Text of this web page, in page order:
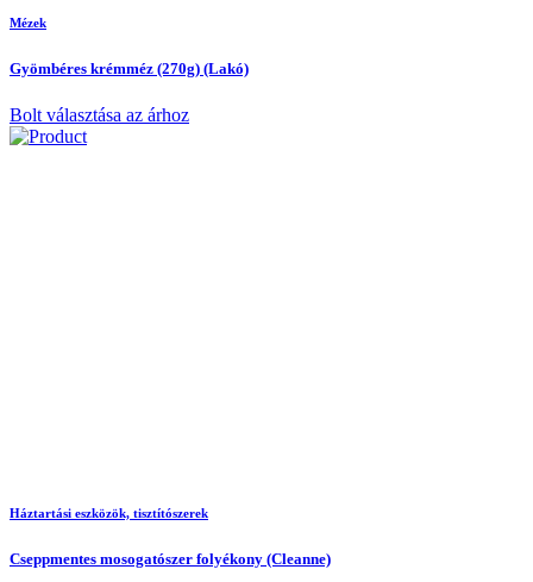
Mézek
Gyömbéres krémméz (270g) (Lakó)
Bolt választása az árhoz
Háztartási eszközök, tisztítószerek
Cseppmentes mosogatószer folyékony (Cleanne)